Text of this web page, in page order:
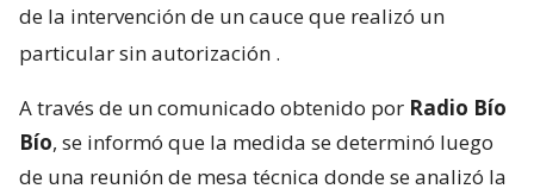
de la intervención de un cauce que realizó un
particular sin autorización .
A través de un comunicado obtenido por Radio Bío
Bío, se informó que la medida se determinó luego
de una reunión de mesa técnica donde se analizó la